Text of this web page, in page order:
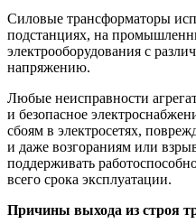
Силовые трансформаторы
подстанциях, на
электрооборудования с
напряжению.
Любые неисправности
и безопасное
сбоям в электросетях,
и даже возгораниям или
поддерживать
всего срока эксплуатации.
Причины выхода из строя